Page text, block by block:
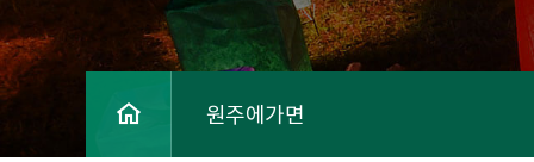
원주에가면